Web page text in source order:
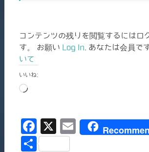
コンテンツの残りを閲覧するにはロ
す。 お願い Log In . あなたは会員で
いて
いいね:
読
み
中…
F
a
X
E
共